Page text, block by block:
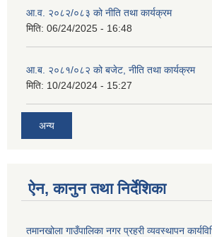
आ.व. २०८२/०८३ को नीति तथा कार्यक्रम
मिति: 06/24/2025 - 16:48
आ.ब. २०८१/०८२ को बजेट, नीति तथा कार्यक्रम
मिति: 10/24/2024 - 15:27
अन्य
ऐन, कानुन तथा निर्देशिका
तमानखोला गाउँपालिका नगर प्रहरी व्यवस्थापन